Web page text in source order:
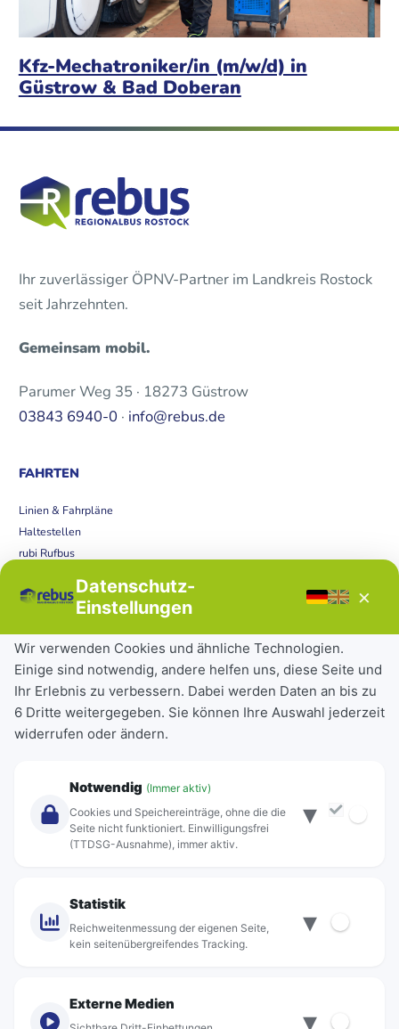
Kfz-Mechatroniker/in (m/w/d) in
Güstrow & Bad Doberan
Ihr zuverlässiger ÖPNV-Partner im Landkreis Rostock
seit Jahrzehnten.
Gemeinsam mobil.
Parumer Weg 35 · 18273 Güstrow
03843 6940-0 · info@rebus.de
FAHRTEN
Linien & Fahrpläne
Haltestellen
rubi Rufbus
Störungen
Tickets & Tarife
Deutschlandticket
Schülerkarte
Einzeltickets
Abonnements
Über Rebus
Standorte
Datenschutz-
Einstellungen
×
Wir verwenden Cookies und ähnliche Technologien.
Einige sind notwendig, andere helfen uns, diese Seite und
Ihr Erlebnis zu verbessern. Dabei werden Daten an bis zu
6 Dritte weitergegeben. Sie können Ihre Auswahl jederzeit
widerrufen oder ändern.
Notwendig (Immer aktiv)
Cookies und Speichereinträge, ohne die die
Seite nicht funktioniert. Einwilligungsfrei
(TTDSG-Ausnahme), immer aktiv.
▾
Statistik
Reichweitenmessung der eigenen Seite,
kein seitenübergreifendes Tracking.
▾
Externe Medien
▾